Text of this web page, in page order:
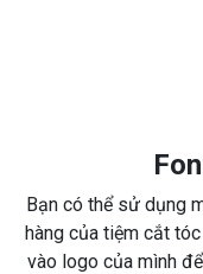
Bạn có thể sử dụng
hàng của tiệm cắt
vào logo của mình